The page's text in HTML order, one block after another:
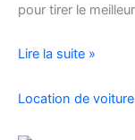
pour tirer le
louez
:
Lire la suite »
Location de